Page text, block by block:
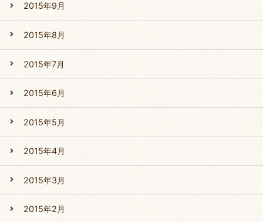
2015年9月
2015年8月
2015年7月
2015年6月
2015年5月
2015年4月
2015年3月
2015年2月